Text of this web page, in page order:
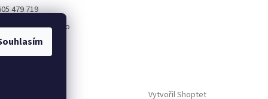
479 719
www.facebook.co
Vytvořil Shoptet